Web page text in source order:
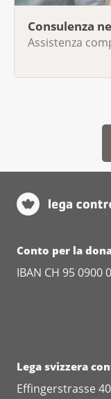
Consulenza
Assistenza
Conto per la
IBAN CH 95 0900
Lega svizzera
Effingerstrasse 40